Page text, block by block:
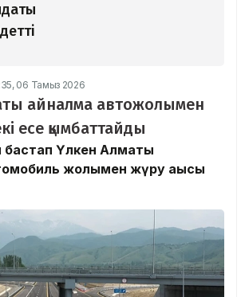
06 Тамыз 2026
айналма автожолымен
есе қымбаттайды
бастап Үлкен Алматы
жолымен жүру ақысы